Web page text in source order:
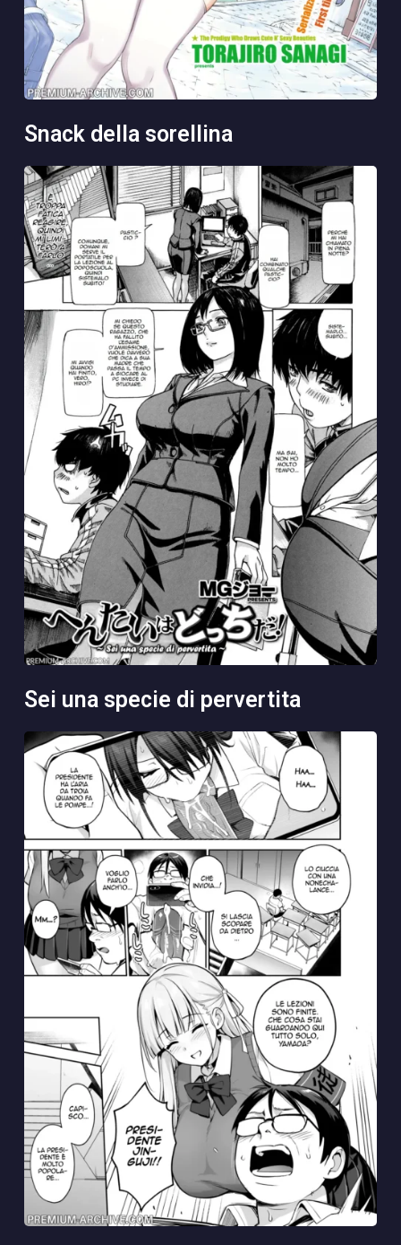
snack della sorellina
sei una specie di pervertita